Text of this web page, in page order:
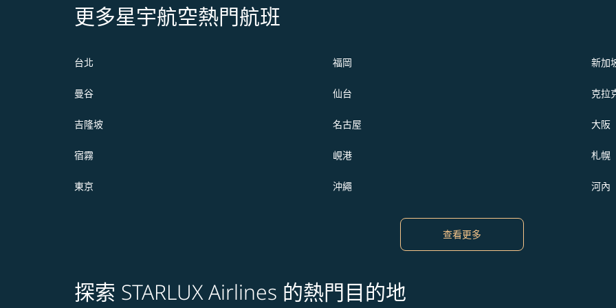
更多星宇航空熱門航班
台北 福岡 新加
曼谷 仙台 克拉
吉隆坡 名古屋 大阪
宿霧 峴港 札幌
東京 沖繩 河內
查看更多
探索 STARLUX Airlines 的熱門目的地